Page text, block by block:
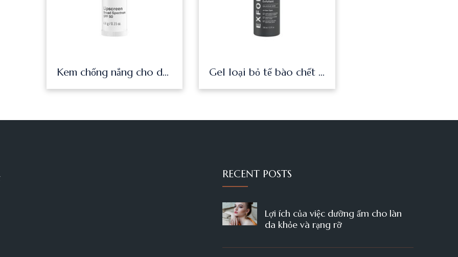
Kem chống nắng cho da nhạy cảm Paula’s Choice Calm Mineral Moisturizer SPF 30 60ml 9170 Gel loại bỏ tế bào chết Paula's Choice Skin Perfecting 2% BHA Gel Exfoliant 100ml 2040
RECENT POSTS
Lợi ích của việc dưỡng ẩm cho làn
da khỏe và rạng rỡ